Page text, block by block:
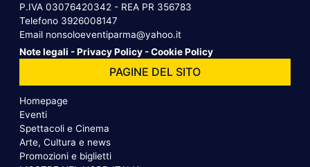
P.IVA 03076420342 - REA PR 356783
Telefono 3926008147
Email nonsoloeventiparma@yahoo.it
Note legali -Privacy Policy -Cookie Policy
PAGINE DEL SITO
Homepage
Eventi
Spettacoli e Cinema
Arte, Cultura e news
Promozioni e biglietti